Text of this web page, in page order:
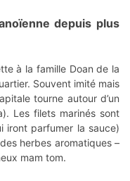
depuis plus
à la famille Doan de la
Souvent imité mais
tourne autour d’un
Les filets marinés sont
iront parfumer la sauce)
herbes aromatiques –
mam tom.